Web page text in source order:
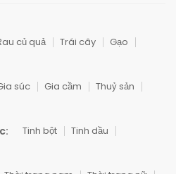
củ quả Trái cây
Gạo
súc Gia cầm
Thuỷ sản
Tinh bột
Tinh dầu